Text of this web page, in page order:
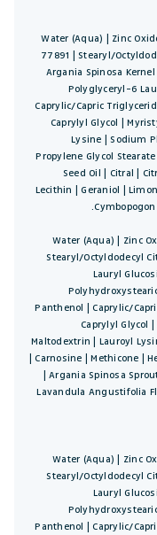
Water (Aqua) | Zinc
77891 | Stearyl/
Argania Spinosa
Polyglyceryl-6
Caprylic/Capric
Caprylyl Glycol |
Lysine | Sodium
Propylene Glycol
Seed Oil | Citral |
Lecithin | Geraniol |
Water (Aqua) | Zinc
Stearyl/Octyldodecyl
Lauryl
Panthenol | Caprylic/
Caprylyl Glycol
Maltodextrin | Lauroyl
| Carnosine | Methicone |
| Argania Spinosa
Lavandula Angustifolia
Water (Aqua) | Zinc
Stearyl/Octyldodecyl
Lauryl
Panthenol | Caprylic/